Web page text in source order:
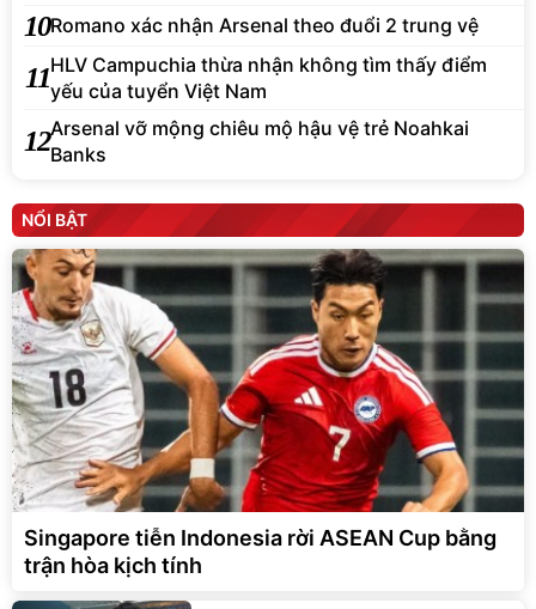
10Romano xác nhận Arsenal theo đuổi 2 trung vệ
11HLV Campuchia thừa nhận không tìm thấy điểm
yếu của tuyển Việt Nam
12Arsenal vỡ mộng chiêu mộ hậu vệ trẻ Noahkai
Banks
NỔI BẬT
Singapore tiễn Indonesia rời ASEAN Cup bằng
trận hòa kịch tính